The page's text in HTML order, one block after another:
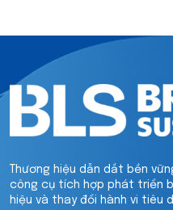
Thương hiệu dẫn dắt bền
công cụ tích hợp phát triển
hiệu và thay đổi hành vi tiêu